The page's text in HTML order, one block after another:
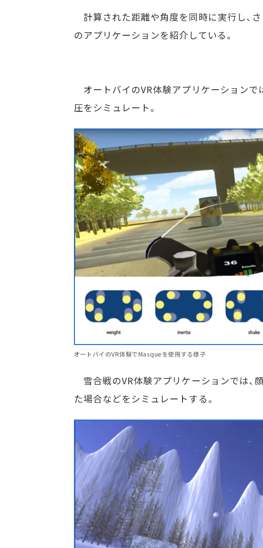
計算された距離や角度を同時に実行し、
のアプリケーションを紹介している。
オートバイのVR体験アプリケーションで
圧をシミュレート。
オートバイのVR体験でMasqueを使用する様子
雪合戦のVR体験アプリケーションでは、
た場合などをシミュレートする。